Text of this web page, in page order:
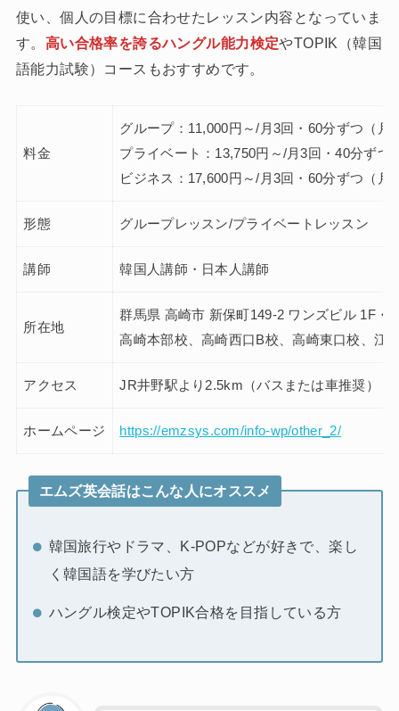
使い、個人の目標に合わせたレッスン内容となっていま
す。 高い合格率を誇るハングル能力検定やTOPIK（韓国
語能力試験）コースもおすすめです。
料金
グループ：11,000円～/月3回・60分ずつ（月
プライベート：13,750円～/月3回・40分ずつ
ビジネス：17,600円～/月3回・60分ずつ（月
形態 グループレッスン/プライベートレッスン
講師 韓国人講師・日本人講師
所在地
群馬県 高崎市 新保町149-2 ワンズビル 1F・
高崎本部校、高崎西口B校、高崎東口校、江
アクセス JR井野駅より2.5km（バスまたは車推奨）
ホームページ https://emzsys.com/info-wp/other_2/
エムズ英会話はこんな人にオススメ
韓国旅行やドラマ、K-POPなどが好きで、楽し
く韓国語を学びたい方
ハングル検定やTOPIK合格を目指している方